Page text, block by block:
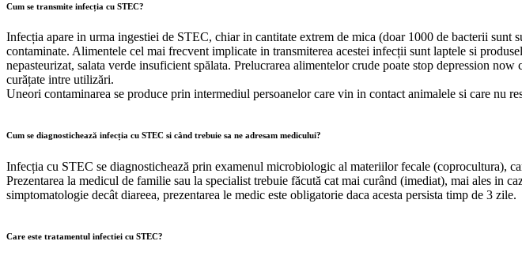
Cum se transmite infecția cu STEC?
Infecția apare in urma ingestiei de STEC, chiar in cantitate extrem de mica (doar 1000 de bacterii
contaminate. Alimentele cel mai frecvent implicate in transmiterea acestei infecții sunt laptele si
nepasteurizat, salata verde insuficient spălata. Prelucrarea alimentelor crude poate stop depression now
curățate intre utilizări.
Uneori contaminarea se produce prin intermediul persoanelor care vin in contact animalele si care nu
Cum se diagnostichează infecția cu STEC si când trebuie sa ne adresam medicului?
Infecția cu STEC se diagnostichează prin examenul microbiologic al materiilor fecale (coprocultura),
Prezentarea la medicul de familie sau la specialist trebuie făcută cat mai curând (imediat), mai ales in
simptomatologie decât diareea, prezentarea le medic este obligatorie daca acesta persista timp de 3 zile.
Care este tratamentul infectiei cu STEC?